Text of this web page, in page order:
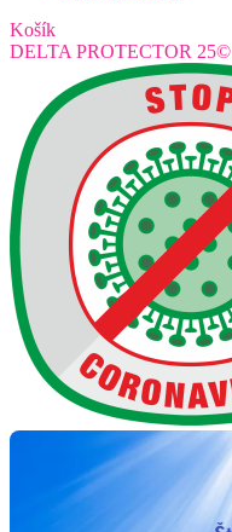
Košík
DELTA PROTECTOR 25©